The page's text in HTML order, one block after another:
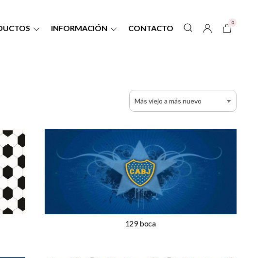
INFORMACIÓN CONTACTO
0
129 boca